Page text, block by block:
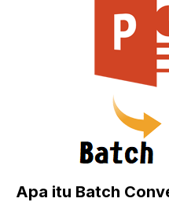
Apa itu Batch